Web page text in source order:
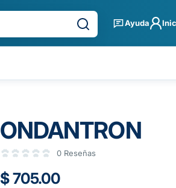
Ayuda
ONDANTRON
0 Reseñas
$ 705.00